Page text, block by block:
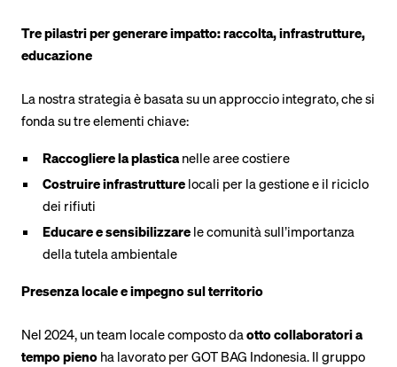
Tre pilastri per generare impatto: raccolta, infrastrutture,
educazione
La nostra strategia è basata su un approccio integrato, che si
fonda su tre elementi chiave:
Raccogliere la plasticanelle aree costiere
Costruire infrastrutturelocali per la gestione e il riciclo
dei rifiuti
Educare e sensibilizzarele comunità sull’importanza
della tutela ambientale
Presenza locale e impegno sul territorio
Nel 2024, un team locale composto daotto collaboratori a
tempo pieno ha lavorato per GOT BAG Indonesia. Il gruppo